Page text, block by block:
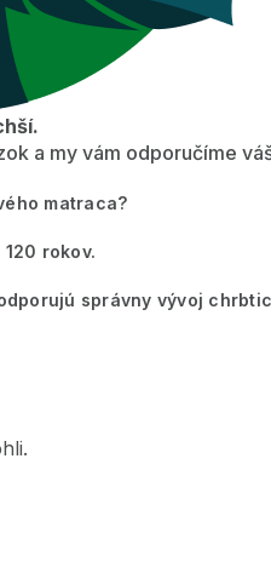
a my vám odporučíme
matraca?
rokov.
správny vývoj